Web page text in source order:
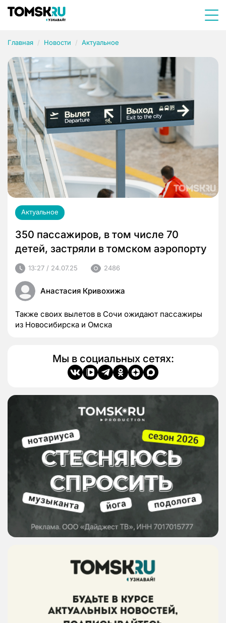
Главная Новости Актуальное
Актуальное
350 пассажиров, в том числе 70
детей, застряли в томском аэропорту
13:27 / 24.07.25 2486
Анастасия Кривохижа
Также своих вылетов в Сочи ожидают пассажиры
из Новосибирска и Омска
Мы в социальных сетях: